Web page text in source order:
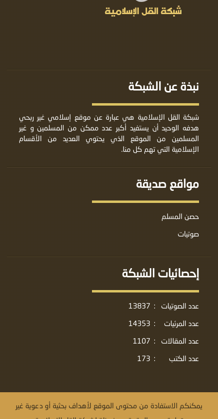
نبذة عن الشبكة
شبكة القل الإسلامية هي عبارة عن موقع إسلامي غير ربحي
هدفه الوحيد أن يستفيد أكبر عدد ممكن من المسلمين و غير
المسلمين من الموقع الذي يحتوي العديد من الأقسام
الإسلامية التي تهم كل منا.
مواقع صديقة
حصن المسلم
صوتيات
إحصائيات الشبكة
عدد الصوتيات :
13837
عدد المرئيات
:
14353
عدد المقالات
:
1107
عدد الكتب
:
173
يمكنكم الاستفادة من محتوى الموقع لأهداف بحثية أو دعوية غير